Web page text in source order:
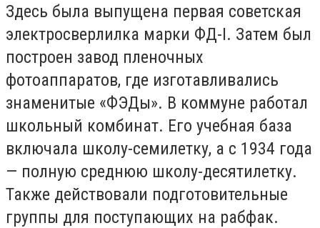
Здесь была выпущена первая советская
электросверлилка марки ФД-I. Затем был
построен завод пленочных
фотоаппаратов, где изготавливались
знаменитые «ФЭДы». В коммуне работал
школьный комбинат. Его учебная база
включала школу-семилетку, а с 1934 года
— полную среднюю школу-десятилетку.
Также действовали подготовительные
группы для поступающих на рабфак.